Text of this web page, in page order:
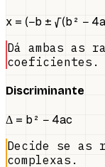
x = (−b ± √(b² −
Dá ambas as
coeficientes.
Discriminante
Δ = b² − 4ac
Decide se as
complexas.